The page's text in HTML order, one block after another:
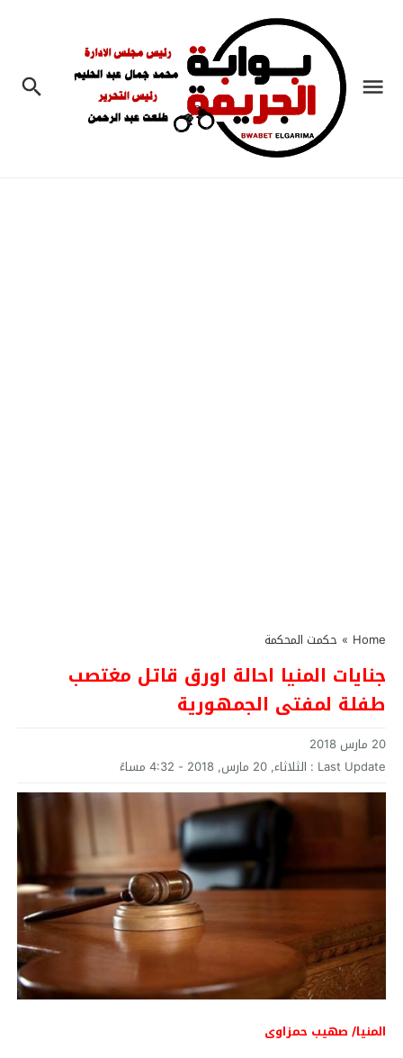
Home
» حكمت المحكمة
جنايات المنيا احالة اورق قاتل مغتصب
طفلة لمفتى الجمهورية
20 مارس 2018
Last Update : الثلاثاء, 20 مارس, 2018 - 4:32 مساءً
المنيا/ صهيب حمزاوى